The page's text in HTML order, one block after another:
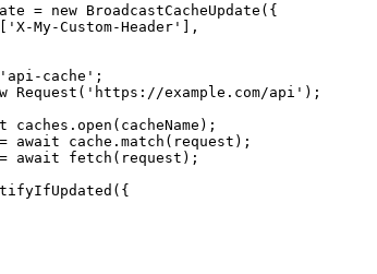
= new BroadcastCacheUpdate ({
'X-My-Custom-Header'
],
'api-cache' ;
Request ( 'https://example.com/api' );
caches . open ( cacheName );
= await cache . match ( request );
= await fetch ( request );
({